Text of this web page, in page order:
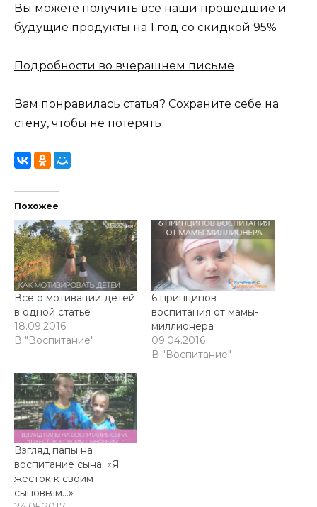
Вы можете получить все наши прошедшие и
будущие продукты на 1 год со скидкой 95%
Подробности во вчерашнем письме
Вам понравилась статья? Сохраните себе на
стену, чтобы не потерять
Похожее
Все о мотивации детей
в одной статье
18.09.2016
В "Воспитание"
6 принципов
воспитания от мамы-
миллионера
09.04.2016
В "Воспитание"
Взгляд папы на
воспитание сына. «Я
жесток к своим
сыновьям…»